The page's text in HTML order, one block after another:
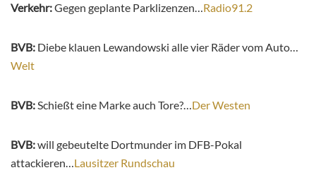
Verkehr:Gegen geplante Parklizenzen…Radio91.2
BVB: Diebe klauen Lewandowski alle vier Räder vom Auto…
Welt
BVB:Schießt eine Marke auch Tore?…Der Westen
BVB:will gebeutelte Dortmunder im DFB-Pokal
attackieren…Lausitzer Rundschau